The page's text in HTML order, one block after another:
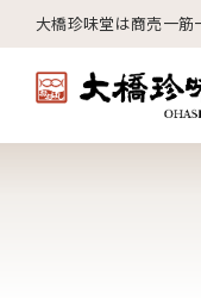
大橋珍味堂は商売一筋